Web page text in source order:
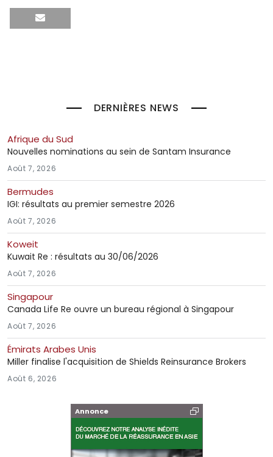
DERNIÈRES NEWS
Afrique du Sud
Nouvelles nominations au sein de Santam Insurance
Août 7, 2026
Bermudes
IGI: résultats au premier semestre 2026
Août 7, 2026
Koweit
Kuwait Re : résultats au 30/06/2026
Août 7, 2026
Singapour
Canada Life Re ouvre un bureau régional à Singapour
Août 7, 2026
Émirats Arabes Unis
Miller finalise l'acquisition de Shields Reinsurance Brokers
Août 6, 2026
Annonce